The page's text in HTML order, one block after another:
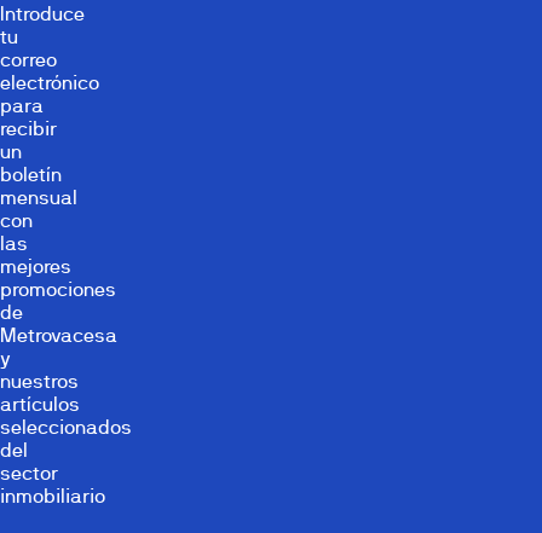
Introduce
tu
correo
electrónico
para
recibir
un
boletín
mensual
con
las
mejores
promociones
de
Metrovacesa
y
nuestros
artículos
seleccionados
del
sector
inmobiliario